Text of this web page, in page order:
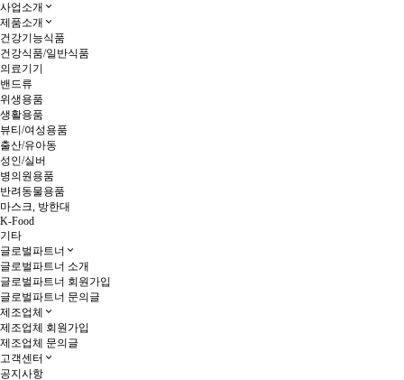
사업소개
제품소개
건강기능식품
건강식품/일반식품
의료기기
밴드류
위생용품
생활용품
뷰티/여성용품
출산/유아동
성인/실버
병의원용품
반려동물용품
마스크, 방한대
K-Food
기타
글로벌파트너
글로벌파트너 소개
글로벌파트너 회원가입
글로벌파트너 문의글
제조업체
제조업체 회원가입
제조업체 문의글
고객센터
공지사항